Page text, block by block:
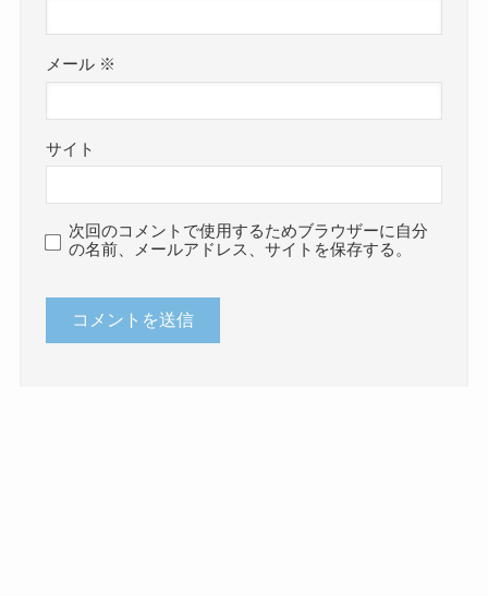
メール ※
サイト
次回のコメントで使用するためブラウザーに自分
の名前、メールアドレス、サイトを保存する。